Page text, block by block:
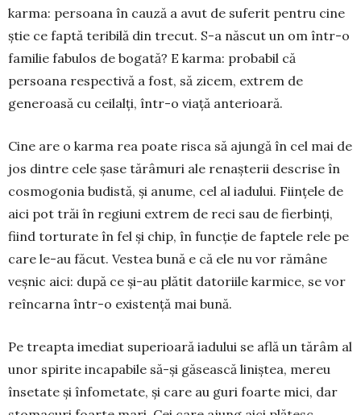
karma: persoana în cauză a avut de suferit pentru cine
știe ce faptă teribilă din trecut. S-a născut un om într-o
familie fabulos de bogată? E karma: pro­babil că
persoana respectivă a fost, să zicem, ex­trem de
generoasă cu ceilalți, într-o viață anterioa­ră.
Cine are o karma rea poate risca să ajungă în cel mai de
jos dintre cele șase tărâmuri ale renașterii descrise în
cosmogonia budistă, și anume, cel al iadului. Ființele de
aici pot trăi în regiuni extrem de reci sau de fierbinți,
fiind torturate în fel și chip, în funcție de faptele rele pe
care le-au făcut. Vestea bună e că ele nu vor rămâne
veșnic aici: după ce și-au plătit datoriile karmice, se vor
reîncarna într-o existență mai bună.
Pe treapta imediat superioară iadului se află un tărâm al
unor spirite incapabile să-și găsească liniș­tea, mereu
însetate și înfometate, și care au guri foar­te mici, dar